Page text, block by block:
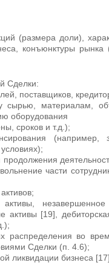
(размера доли),
конъюнктуры
Сделки:
поставщиков,
материалам,
оборудования
сроков и т.д.);
(например,
части
незавершенное
активы [19],
распределения во
Сделки (п. 4.6);
ликвидации бизнеса [17].